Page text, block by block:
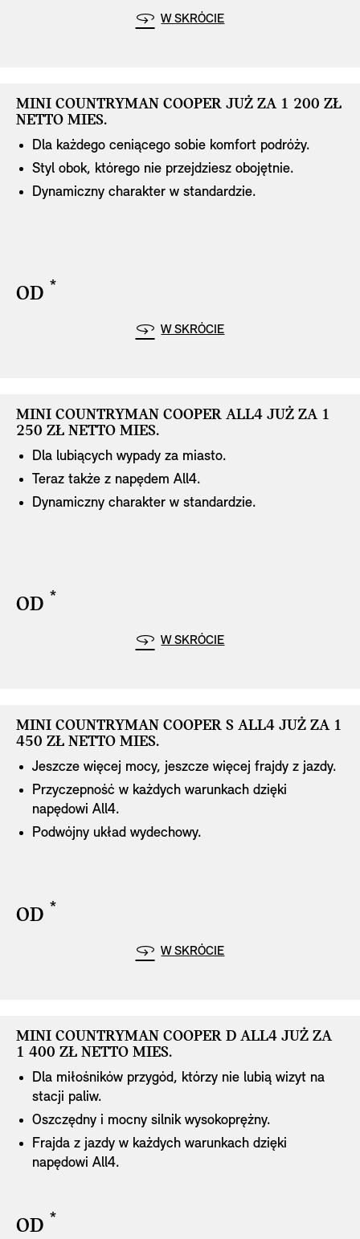
W SKRÓCIE
Highlights
MINI COUNTRYMAN COOPER JUŻ ZA 1 200 ZŁ
NETTO MIES.
Dla każdego ceniącego sobie komfort podróży.
Styl obok, którego nie przejdziesz obojętnie.
Dynamiczny charakter w standardzie.
OD *
W SKRÓCIE
MINI COUNTRYMAN COOPER JUŻ ZA 1 200 ZŁ
Highlights
MINI COUNTRYMAN COOPER ALL4 JUŻ ZA 1
250 ZŁ NETTO MIES.
Dla lubiących wypady za miasto.
Teraz także z napędem All4.
Dynamiczny charakter w standardzie.
OD *
W SKRÓCIE
MINI COUNTRYMAN COOPER ALL4 JUŻ ZA 1
Highlights
MINI COUNTRYMAN COOPER S ALL4 JUŻ ZA 1
450 ZŁ NETTO MIES.
Jeszcze więcej mocy, jeszcze więcej frajdy z jazdy.
Przyczepność w każdych warunkach dzięki
napędowi All4.
Podwójny układ wydechowy.
OD *
W SKRÓCIE
MINI COUNTRYMAN COOPER S ALL4 JUŻ ZA 1
disclaimer
Highlights
MINI COUNTRYMAN COOPER D ALL4 JUŻ ZA
1 400 ZŁ NETTO MIES.
Dla miłośników przygód, którzy nie lubią wizyt na
stacji paliw.
Oszczędny i mocny silnik wysokoprężny.
Frajda z jazdy w każdych warunkach dzięki
napędowi All4.
OD *
MINI COUNTRYMAN COOPER D ALL4 JUŻ ZA
disclaimer